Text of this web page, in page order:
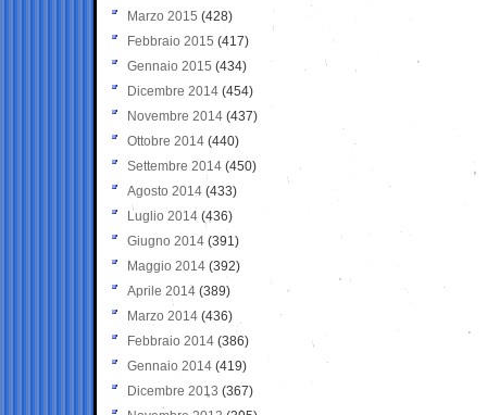
Marzo 2015 (428)
Febbraio 2015 (417)
Gennaio 2015 (434)
Dicembre 2014 (454)
Novembre 2014 (437)
Ottobre 2014 (440)
Settembre 2014 (450)
Agosto 2014 (433)
Luglio 2014 (436)
Giugno 2014 (391)
Maggio 2014 (392)
Aprile 2014 (389)
Marzo 2014 (436)
Febbraio 2014 (386)
Gennaio 2014 (419)
Dicembre 2013 (367)